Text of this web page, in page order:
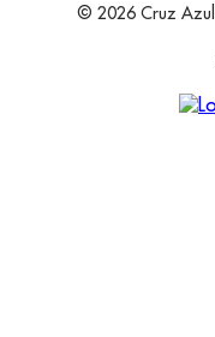
© 2026 Cruz